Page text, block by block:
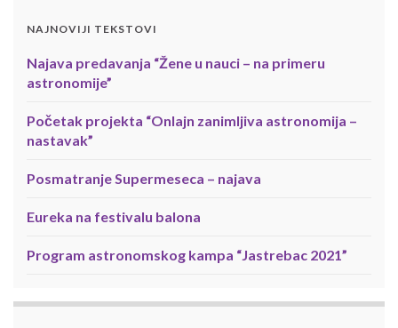
NAJNOVIJI TEKSTOVI
Najava predavanja “Žene u nauci – na primeru
astronomije”
Početak projekta “Onlajn zanimljiva astronomija –
nastavak”
Posmatranje Supermeseca – najava
Eureka na festivalu balona
Program astronomskog kampa “Jastrebac 2021”